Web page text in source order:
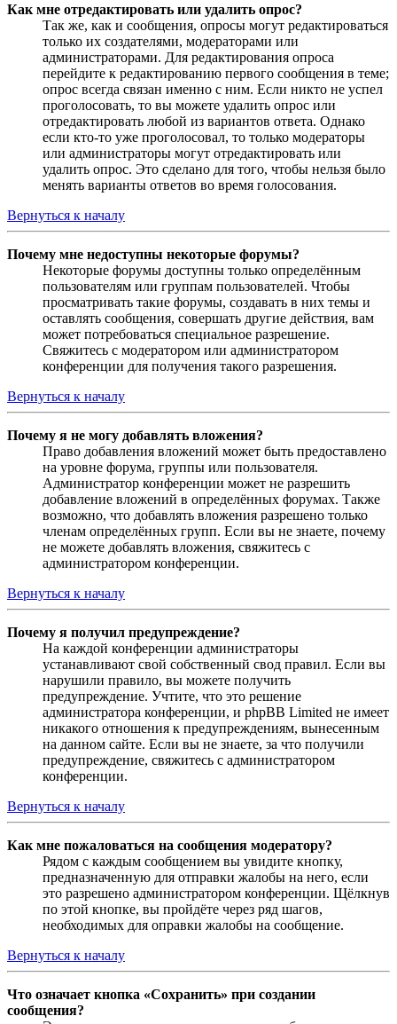
Как мне отредактировать или удалить опрос?
Так же, как и сообщения, опросы могут редактироваться
только их создателями, модераторами или
администраторами. Для редактирования опроса
перейдите к редактированию первого сообщения в теме;
опрос всегда связан именно с ним. Если никто не успел
проголосовать, то вы можете удалить опрос или
отредактировать любой из вариантов ответа. Однако
если кто-то уже проголосовал, то только модераторы
или администраторы могут отредактировать или
удалить опрос. Это сделано для того, чтобы нельзя было
менять варианты ответов во время голосования.
Вернуться к началу
Почему мне недоступны некоторые форумы?
Некоторые форумы доступны только определённым
пользователям или группам пользователей. Чтобы
просматривать такие форумы, создавать в них темы и
оставлять сообщения, совершать другие действия, вам
может потребоваться специальное разрешение.
Свяжитесь с модератором или администратором
конференции для получения такого разрешения.
Вернуться к началу
Почему я не могу добавлять вложения?
Право добавления вложений может быть предоставлено
на уровне форума, группы или пользователя.
Администратор конференции может не разрешить
добавление вложений в определённых форумах. Также
возможно, что добавлять вложения разрешено только
членам определённых групп. Если вы не знаете, почему
не можете добавлять вложения, свяжитесь с
администратором конференции.
Вернуться к началу
Почему я получил предупреждение?
На каждой конференции администраторы
устанавливают свой собственный свод правил. Если вы
нарушили правило, вы можете получить
предупреждение. Учтите, что это решение
администратора конференции, и phpBB Limited не имеет
никакого отношения к предупреждениям, вынесенным
на данном сайте. Если вы не знаете, за что получили
предупреждение, свяжитесь с администратором
конференции.
Вернуться к началу
Как мне пожаловаться на сообщения модератору?
Рядом с каждым сообщением вы увидите кнопку,
предназначенную для отправки жалобы на него, если
это разрешено администратором конференции. Щёлкнув
по этой кнопке, вы пройдёте через ряд шагов,
необходимых для оправки жалобы на сообщение.
Вернуться к началу
Что означает кнопка «Сохранить» при создании
сообщения?